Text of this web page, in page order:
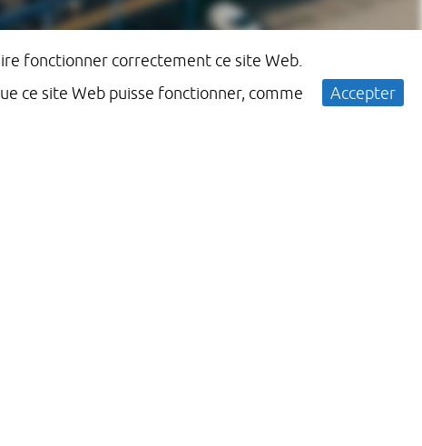
fonctionner correctement ce site Web.
ce site Web puisse fonctionner, comme
Accepter